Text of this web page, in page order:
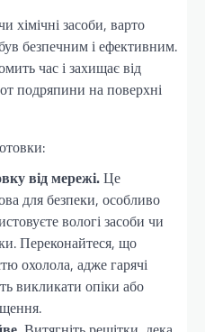
хімічні засоби, варто
безпечним і ефективним.
час і захищає від
подряпини на поверхні
від мережі.Це
для безпеки, особливо
вологі засоби чи
Переконайтеся, що
охолола, адже гарячі
викликати опіки або